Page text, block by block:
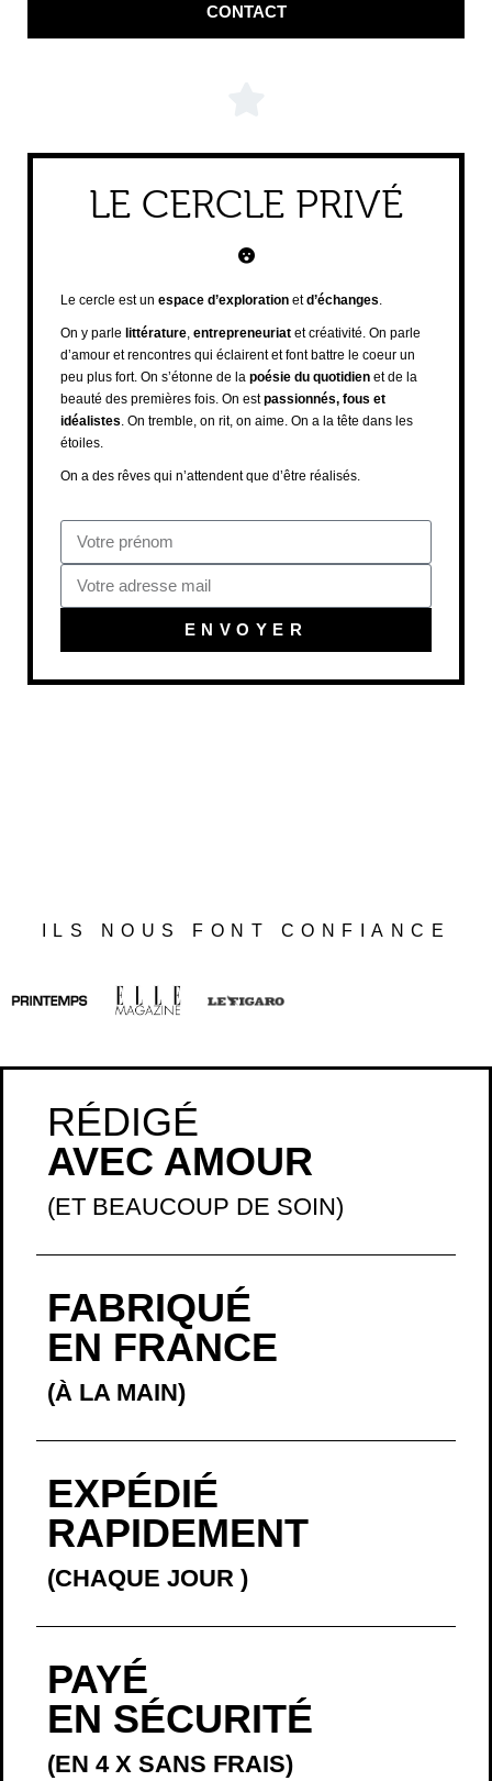
CONTACT
LE CERCLE PRIVÉ
Le cercle est un espace d’exploration etd’échanges
On y parle littérature entrepreneuriat et créativité. On parle
d’amour et rencontres qui éclairent et font battre le coeur un
peu plus fort. On s’étonne de la poésie du quotidien et de la
beauté des premières fois. On estpassionnés, fous et
idéalistes . On tremble, on rit, on aime. On a la tête dans les
étoiles.
On a des rêves qui n’attendent que d’être réalisés.
ENVOYER
ILS NOUS FONT CONFIANCE
RÉDIGÉ
AVEC AMOUR
(ET BEAUCOUP DE SOIN)
FABRIQUÉ
EN FRANCE
(À LA MAIN)
EXPÉDIÉ
RAPIDEMENT
(CHAQUE JOUR )
PAYÉ
EN SÉCURITÉ
(EN 4 X SANS FRAIS)